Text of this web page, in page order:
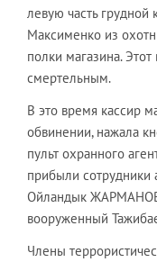
левую часть
Максименко из
полки магазина.
смертельным.
В это время кассир
обвинении, нажала
пульт охранного
прибыли
Ойландык
вооруженный
Члены